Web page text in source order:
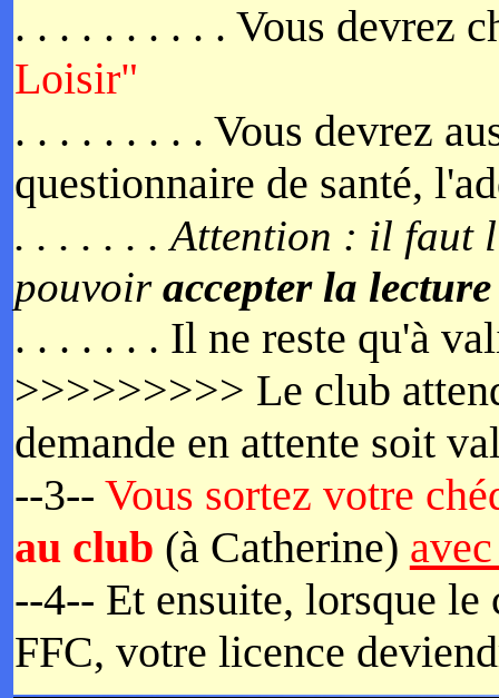
. . . . . . . . . . Vous devrez
Loisir"
. . . . . . . . . Vous devrez
questionnaire de santé,
. . . . . . .Attention : il faut
pouvoir accepter la lecture
. . . . . . . Il ne reste qu'à
>>>>>>>>> Le club
demande en attente soit
--3-- Vous sortez votre
au club (à Catherine)
--4-- Et ensuite, lorsque
FFC, votre licence